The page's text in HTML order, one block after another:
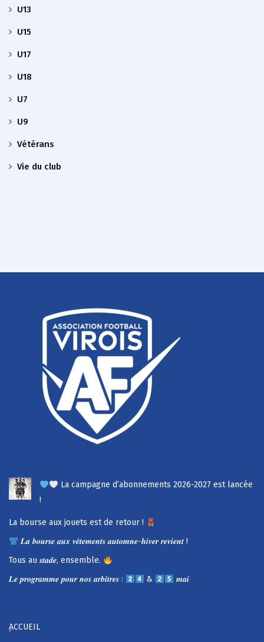
U13
U15
U17
U18
U7
U9
Vétérans
Vie du club
La campagne d’abonnements 2026-2027 est lancée
!
La bourse aux jouets est de retour !
𝑳𝒂 𝒃𝒐𝒖𝒓𝒔𝒆 𝒂𝒖𝒙 𝒗𝒆̂𝒕𝒆𝒎𝒆𝒏𝒕𝒔 𝒂𝒖𝒕𝒐𝒎𝒏𝒆-𝒉𝒊𝒗𝒆𝒓 𝒓𝒆𝒗𝒊𝒆𝒏𝒕 !
Tous au 𝒔𝒕𝒂𝒅𝒆, ensemble.
𝑳𝒆 𝒑𝒓𝒐𝒈𝒓𝒂𝒎𝒎𝒆 𝒑𝒐𝒖𝒓 𝒏𝒐𝒔 𝒂𝒓𝒃𝒊𝒕𝒓𝒆𝒔 :
& 𝒎𝒂𝒊
ACCUEIL